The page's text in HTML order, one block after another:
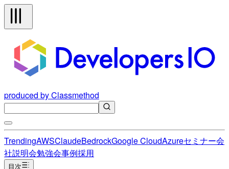
produced by Classmethod
TrendingAWSClaudeBedrockGoogle CloudAzureセミナー会
社説明会勉強会事例採用
目次